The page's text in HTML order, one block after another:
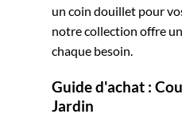
un coin douillet pour
notre collection offre
chaque besoin.
Guide d'achat :
Jardin